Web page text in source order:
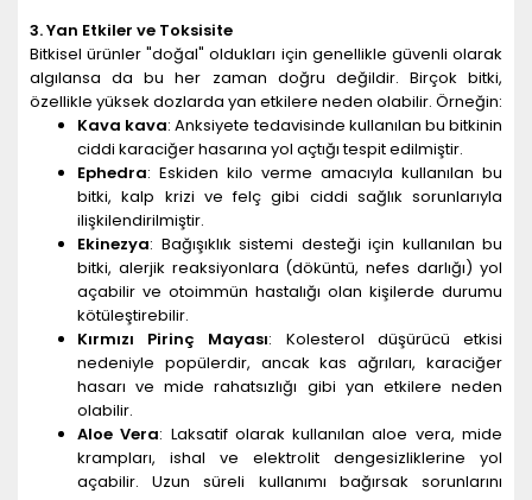
3. Yan Etkiler ve Toksisite
Bitkisel ürünler "doğal" oldukları için genellikle güvenli olarak
algılansa da bu her zaman doğru değildir. Birçok bitki,
özellikle yüksek dozlarda yan etkilere neden olabilir. Örneğin:
Kava kava: Anksiyete tedavisinde kullanılan bu bitkinin
ciddi karaciğer hasarına yol açtığı tespit edilmiştir.
Ephedra: Eskiden kilo verme amacıyla kullanılan bu
bitki, kalp krizi ve felç gibi ciddi sağlık sorunlarıyla
ilişkilendirilmiştir.
Ekinezya: Bağışıklık sistemi desteği için kullanılan bu
bitki, alerjik reaksiyonlara (döküntü, nefes darlığı) yol
açabilir ve otoimmün hastalığı olan kişilerde durumu
kötüleştirebilir.
Kırmızı Pirinç Mayası: Kolesterol düşürücü etkisi
nedeniyle popülerdir, ancak kas ağrıları, karaciğer
hasarı ve mide rahatsızlığı gibi yan etkilere neden
olabilir.
Aloe Vera: Laksatif olarak kullanılan aloe vera, mide
krampları, ishal ve elektrolit dengesizliklerine yol
açabilir. Uzun süreli kullanımı bağırsak sorunlarını